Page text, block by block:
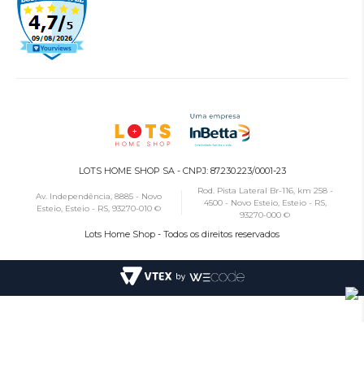
LOTS HOME SHOP SA - CNPJ: 87.230.223/0001-23
Av. Independência, 8885 - Novo
Esteio, Esteio - RS, 93270-010 ©
Rod. Pista Lateral Br-116, km 258 -
4500 - Novo Esteio, Esteio - RS,
93270-000 ©
Lots Home Shop - Todos os direitos reservados